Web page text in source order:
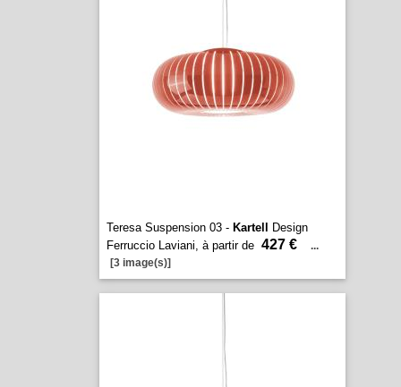
Teresa Suspension 03 - Kartell
Design
Ferruccio Laviani, à partir de 427 €
...
[3 image(s)]